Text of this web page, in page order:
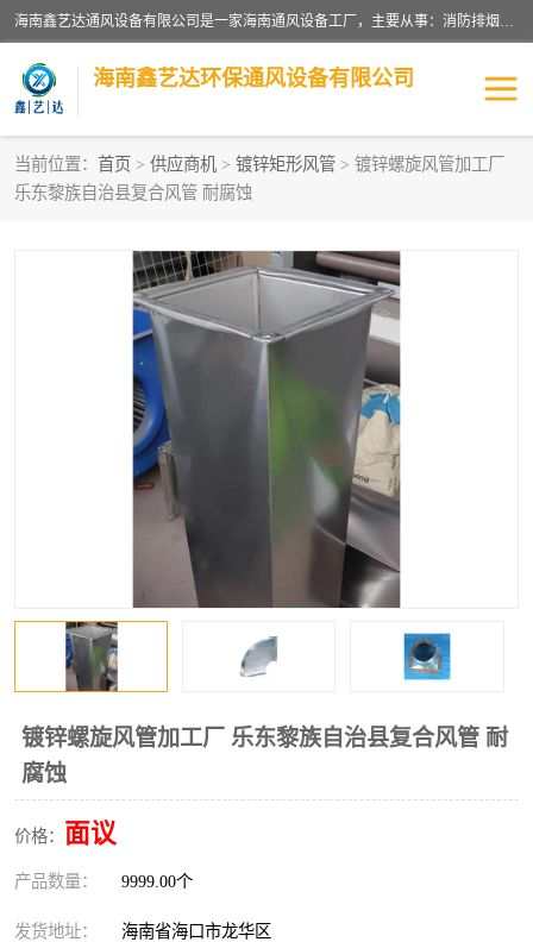
海南鑫艺达通风设备有限公司是一家海南通风设备工厂，主要从事：消防排烟工程、油烟净化工程、厨房排烟工程、酒店厨房设备、新风排风系统、镀锌铁皮管道加工、暖通工程、通风管道安装、消防火阀百叶风口等业务。公司拥有管道及配件一体化工厂生产线，良好的售后服务，良好的设计团队，良好的施工团队、良好管理人员，掌握畅通丰富的信息、市场渠道。
海南鑫艺达环保通风设备有限公司
当前位置： 首页 > 供应商机 > 镀锌矩形风管 > 镀锌螺旋风管加工厂
乐东黎族自治县复合风管 耐腐蚀
镀锌螺旋风管加工厂 乐东黎族自治县复合风管 耐
腐蚀
价格： 面议
产品数量： 9999.00个
发货地址： 海南省海口市龙华区
海南暖通工程
海南厨房排烟工程 海南酒店厨房设备
海南油烟净化工程 管道配件
镁质防火风管
通风管道
消防风机
镀锌矩形风管
镀锌螺旋风管 PP风管
不锈钢烟罩
排烟风机 百叶风口
油烟净化器